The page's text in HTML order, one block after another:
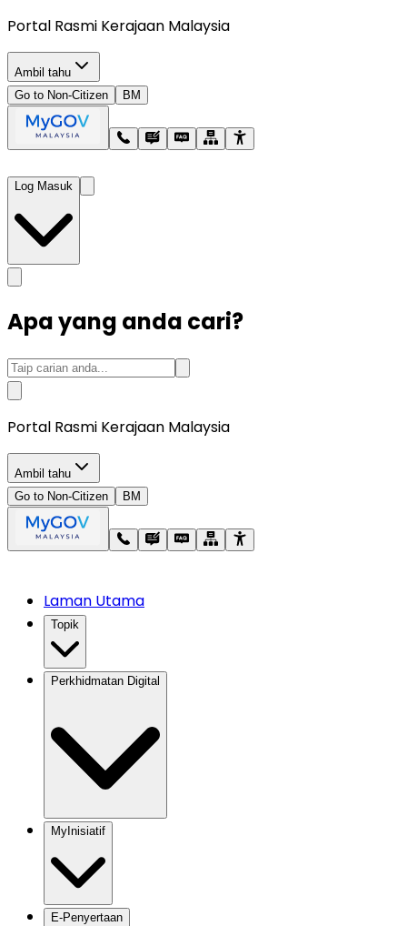
Portal Rasmi Kerajaan Malaysia
Ambil tahu
Go to Non-Citizen
BM
Log Masuk
Apa yang anda cari?
Portal Rasmi Kerajaan Malaysia
Ambil tahu
Go to Non-Citizen
BM
Laman Utama
Topik
Perkhidmatan Digital
MyInisiatif
E-Penyertaan